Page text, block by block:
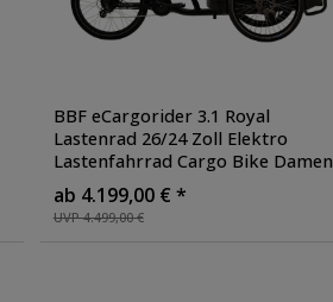
BBF eCargorider 3.1 Royal
Lastenrad 26/24 Zoll Elektro
Lastenfahrrad Cargo Bike Damen
Herren Cargo Cycle bis 132 kg
Zuladung, Farbe: schwarz
UVP 4.499,00 €
ab 4.199,00 € *